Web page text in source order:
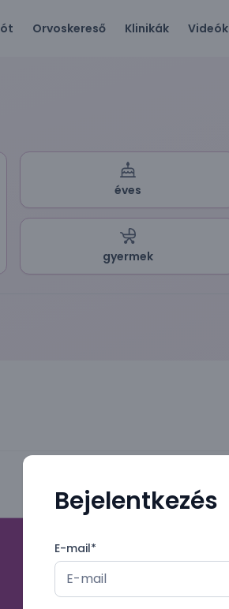
Orvoskereső Klinikák Videók
éves
gyermek
Bejelentkezés
E-mail*